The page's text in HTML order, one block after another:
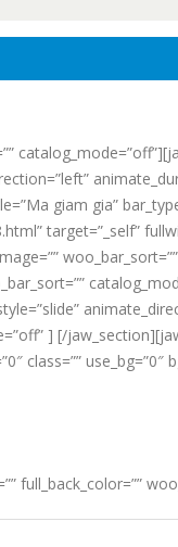
giam gia”
target=”_self”
] [/
class=”” use_bg=”0″
full_back_color=””